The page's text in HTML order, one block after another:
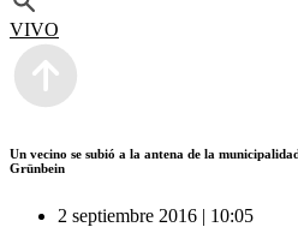
VIVO
Un vecino se subió a la antena de la
Grünbein
2 septiembre 2016 | 10:05